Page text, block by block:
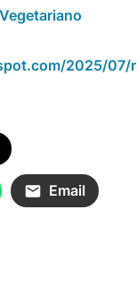
2025/07/
Email